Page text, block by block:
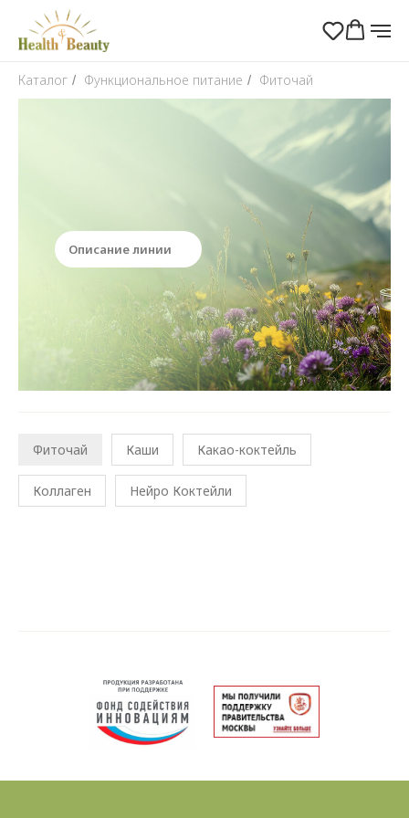
Каталог / Функциональное питание / Фиточай
Фиточай
Описание линии
Фиточай Каши Какао-коктейль
Коллаген Нейро Коктейли